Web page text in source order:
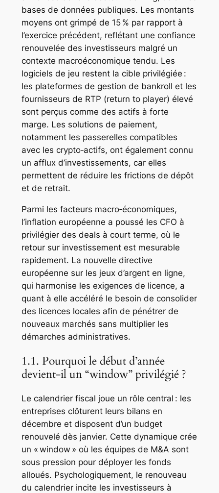
bases de données publiques. Les montants
moyens ont grimpé de 15 % par rapport à
l’exercice précédent, reflétant une confiance
renouvelée des investisseurs malgré un
contexte macroéconomique tendu. Les
logiciels de jeu restent la cible privilégiée :
les plateformes de gestion de bankroll et les
fournisseurs de RTP (return to player) élevé
sont perçus comme des actifs à forte
marge. Les solutions de paiement,
notamment les passerelles compatibles
avec les crypto‑actifs, ont également connu
un afflux d’investissements, car elles
permettent de réduire les frictions de dépôt
et de retrait.
Parmi les facteurs macro‑économiques,
l’inflation européenne a poussé les CFO à
privilégier des deals à court terme, où le
retour sur investissement est mesurable
rapidement. La nouvelle directive
européenne sur les jeux d’argent en ligne,
qui harmonise les exigences de licence, a
quant à elle accéléré le besoin de consolider
des licences locales afin de pénétrer de
nouveaux marchés sans multiplier les
démarches administratives.
1.1. Pourquoi le début d’année
devient‑il un “window” privilégié ?
Le calendrier fiscal joue un rôle central : les
entreprises clôturent leurs bilans en
décembre et disposent d’un budget
renouvelé dès janvier. Cette dynamique crée
un « window » où les équipes de M&A sont
sous pression pour déployer les fonds
alloués. Psychologiquement, le renouveau
du calendrier incite les investisseurs à